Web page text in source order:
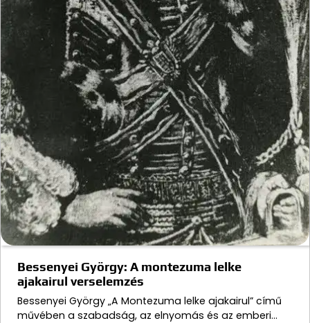
Bessenyei György: A montezuma lelke
ajakairul verselemzés
Bessenyei György „A Montezuma lelke ajakairul” című
művében a szabadság, az elnyomás és az emberi…